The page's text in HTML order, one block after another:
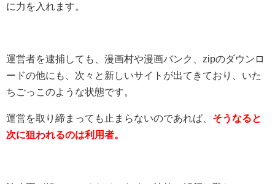
に力を入れます。
運営者を逮捕しても、漫画村や漫画バンク、zipのダウンロ
ードの他にも、次々と新しいサイトが出てきており、いた
ちごっこのような状態です。
運営を取り締まっても止まらないのであれば、 そうなると
次に狙われるのは利用者。